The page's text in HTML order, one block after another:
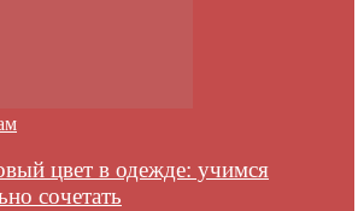
цвет в одежде: учимся
сочетать